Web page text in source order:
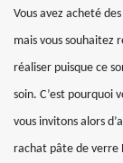
Vous avez acheté
mais vous souhaitez
réaliser puisque ce
soin. C’est pourquoi
vous invitons alors
rachat pâte de verre